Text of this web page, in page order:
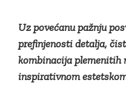
Uz povećanu pažnju
prefinjenosti detalja,
kombinacija plemenitih
inspirativnom